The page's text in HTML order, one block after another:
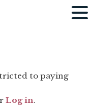
to paying
Log in.